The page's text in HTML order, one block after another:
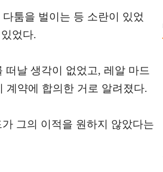
툼을 벌이는 등 소란이 있었
었다.
떠날 생각이 없었고, 레알 마드
계약에 합의한 거로 알려졌다.
그의 이적을 원하지 않았다는